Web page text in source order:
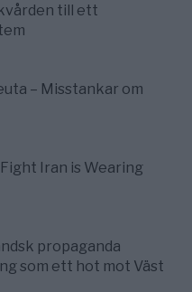
till ett
– Misstankar om
Iran is Wearing
propaganda
som ett hot mot Väst